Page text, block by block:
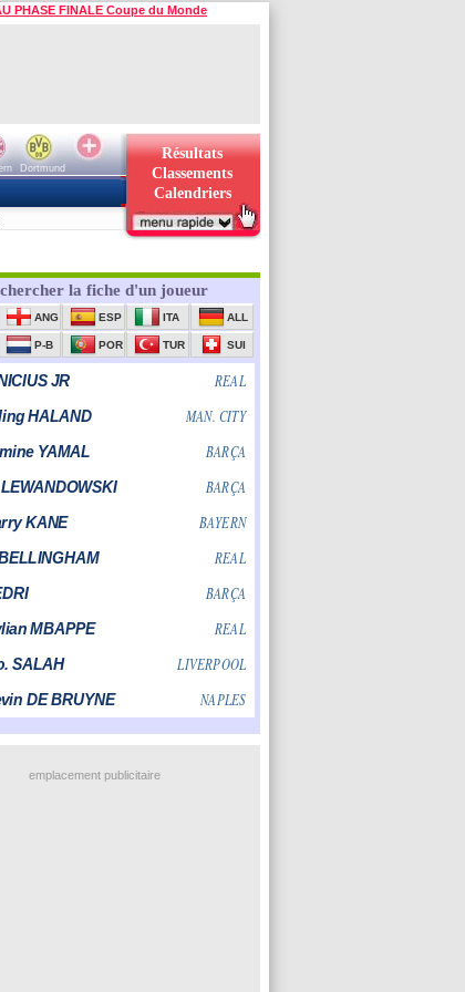
PHASE FINALE Coupe du Monde
Dortmund
Résultats
Classements
Calendriers
emplacement publicitaire